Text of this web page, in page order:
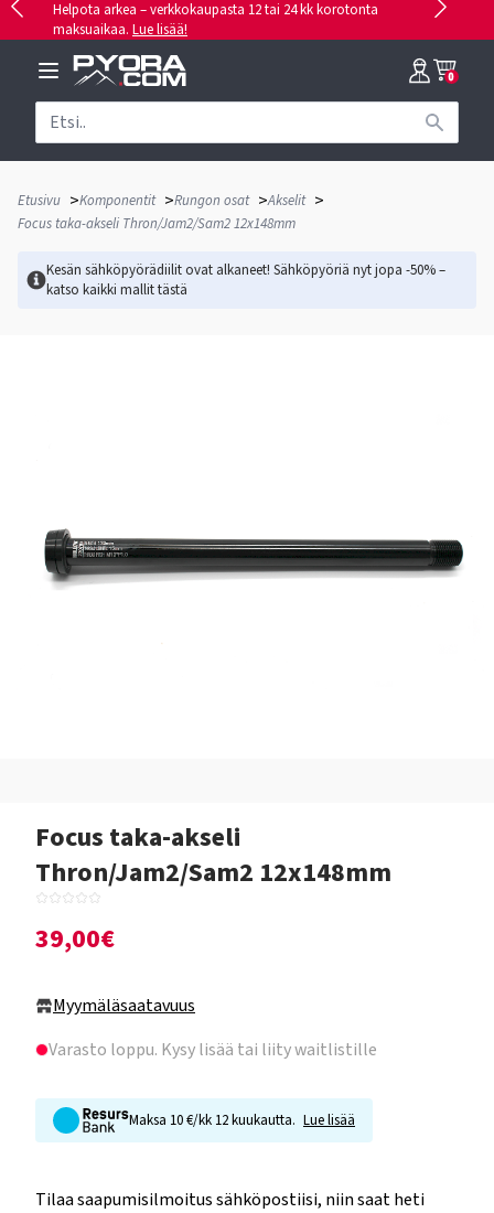
Helpota arkea – verkkokaupasta 12 tai 24 kk korotonta
maksuaikaa. Lue lisää!
0
Etusivu >Komponentit >Rungon osat >Akselit >
Focus taka-akseli Thron/Jam2/Sam2 12x148mm
Kesän sähköpyörädiilit ovat alkaneet! Sähköpyöriä nyt jopa -50% –
katso kaikki mallittästä
Focus taka-akseli
Thron/Jam2/Sam2 12x148mm
39,00€
Myymäläsaatavuus
Varasto loppu. Kysy lisää tai liity waitlistille
Maksa 10 €/kk 12 kuukautta. Lue lisää
Tilaa saapumisilmoitus sähköpostiisi, niin saat heti